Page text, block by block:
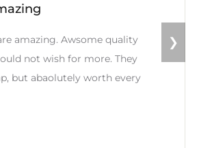
amazing. Awsome quality
not wish for more. They
but abaolutely worth every
❯